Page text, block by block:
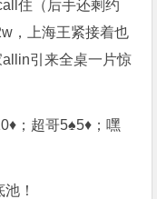
住（后手还剩约
，上海王紧接着也
引来全桌一片惊
；超哥5♠5♦；嘿
！